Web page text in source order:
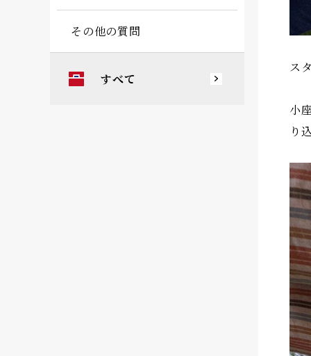
ス
小
り
その他の質問
すべて